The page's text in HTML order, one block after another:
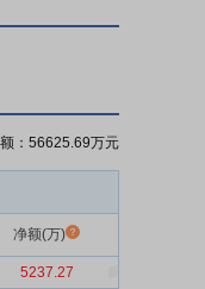
：56625.69万元
净额(万)
5237.27